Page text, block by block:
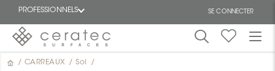
PROFESSIONNELS SE CONNECTER
En
/ CARREAUX / Sol /